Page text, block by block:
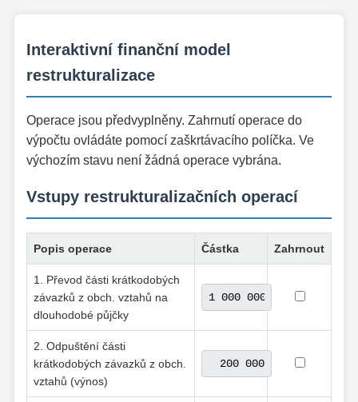
Interaktivní finanční model
restrukturalizace
Operace jsou předvyplněny. Zahrnutí operace do
výpočtu ovládáte pomocí zaškrtávacího políčka. Ve
výchozím stavu není žádná operace vybrána.
Vstupy restrukturalizačních operací
Popis operace Částka Zahrnout
1. Převod části krátkodobých
závazků z obch. vztahů na
dlouhodobé půjčky
2. Odpuštění části
krátkodobých závazků z obch.
vztahů (výnos)